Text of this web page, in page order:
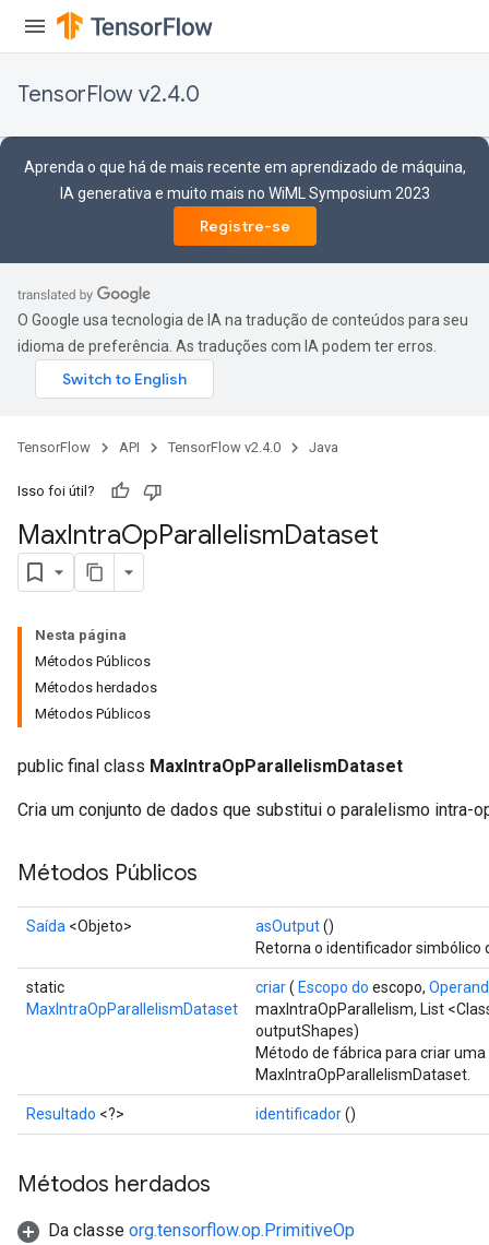
TensorFlow v2.4.0
Aprenda o que há de mais recente em aprendizado de máquina,
IA generativa e muito mais no WiML Symposium 2023
Registre-se
O Google usa tecnologia de IA na tradução de conteúdos para seu
idioma de preferência. As traduções com IA podem ter erros.
TensorFlow API TensorFlow v2.4.0 Java
Isso foi útil?
MaxIntraOpParallelismDataset
Nesta página
Métodos Públicos
Métodos herdados
Métodos Públicos
public final class MaxIntraOpParallelismDataset
Cria um conjunto de dados que substitui o paralelismo intra-
Métodos Públicos
Saída <Objeto> asOutput()
Retorna o identificador simbólico
static
MaxIntraOpParallelismDataset
criar( Escopo do escopo,
maxIntraOpParallelism, List
outputShapes)
Método de fábrica para criar
MaxIntraOpParallelismDataset.
Resultado <?> identificador()
Métodos herdados
Da classe org.tensorflow.op.PrimitiveOp